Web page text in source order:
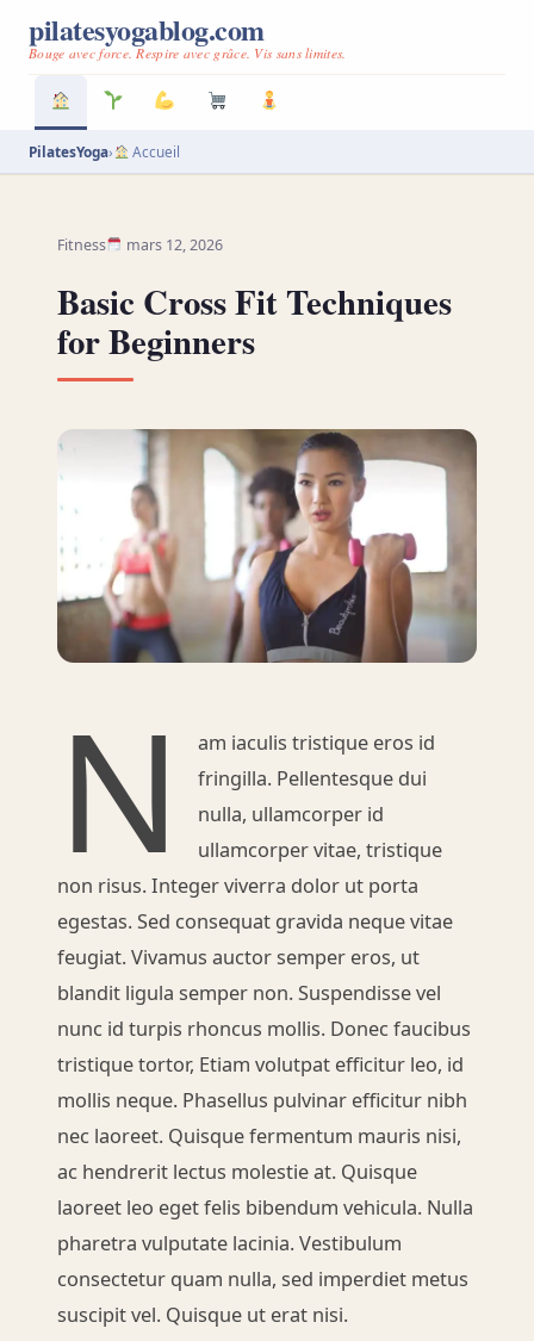
pilatesyogablog.com
Bouge avec force. Respire avec grâce. Vis sans limites.
PilatesYoga› Accueil
Fitness mars 12, 2026
Basic Cross Fit Techniques
for Beginners
N
am iaculis tristique eros id
fringilla. Pellentesque dui
nulla, ullamcorper id
ullamcorper vitae, tristique
non risus. Integer viverra dolor ut porta
egestas. Sed consequat gravida neque vitae
feugiat. Vivamus auctor semper eros, ut
blandit ligula semper non. Suspendisse vel
nunc id turpis rhoncus mollis. Donec faucibus
tristique tortor, Etiam volutpat efficitur leo, id
mollis neque. Phasellus pulvinar efficitur nibh
nec laoreet. Quisque fermentum mauris nisi,
ac hendrerit lectus molestie at. Quisque
laoreet leo eget felis bibendum vehicula. Nulla
pharetra vulputate lacinia. Vestibulum
consectetur quam nulla, sed imperdiet metus
suscipit vel. Quisque ut erat nisi.